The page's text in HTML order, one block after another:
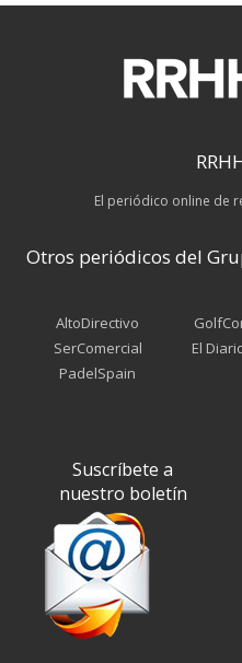
El periódico online de
Otros periódicos del
AltoDirectivo
SerComercial
PadelSpain
El
Suscríbete a
nuestro boletín